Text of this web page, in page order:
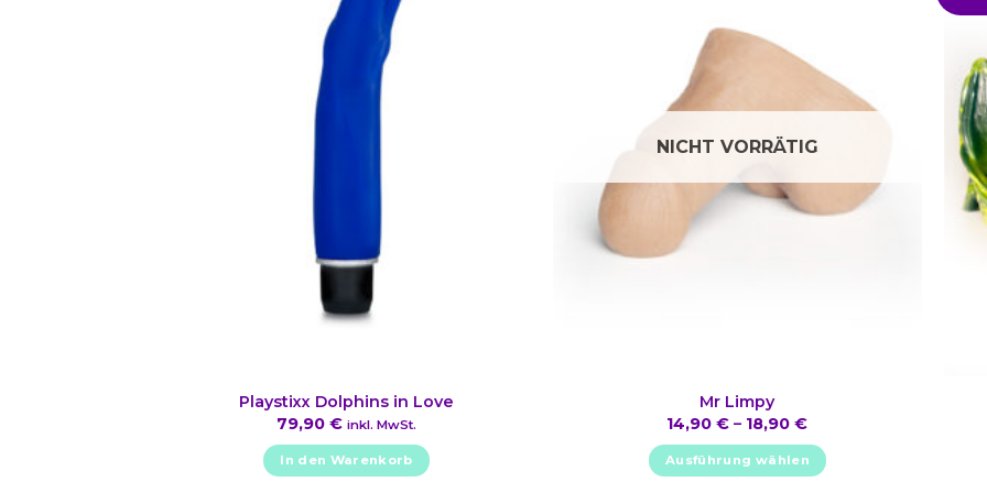
Playstixx Dolphins in Love
79,90 € inkl. MwSt.
In den Warenkorb
NICHT VORRÄTIG
Mr Limpy
14,90€ – 18,90€
Ausführung wählen